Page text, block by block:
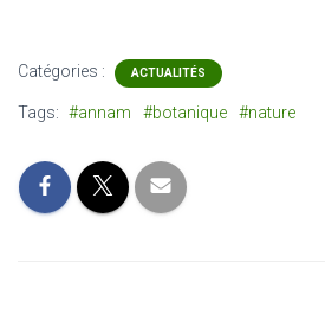
Catégories : ACTUALITÉS
Tags: #annam #botanique #nature